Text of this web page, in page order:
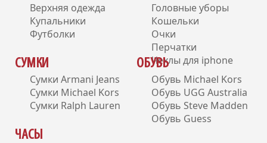
Верхняя одежда
Купальники
Футболки
Головные уборы
Кошельки
Очки
Перчатки
Чехлы для iphone
СУМКИ
Сумки Armani Jeans
Сумки Michael Kors
Сумки Ralph Lauren
ОБУВЬ
Обувь Michael Kors
Обувь UGG Australia
Обувь Steve Madden
Обувь Guess
ЧАСЫ